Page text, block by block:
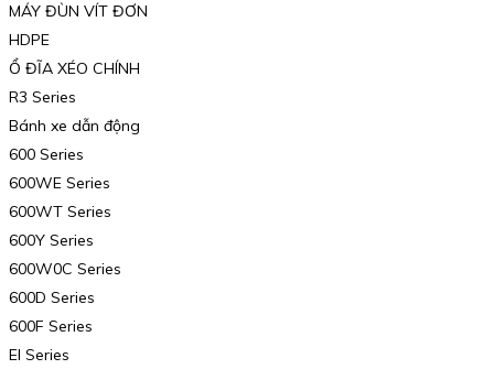
MÁY ĐÙN VÍT ĐƠN
HDPE
Ổ ĐĨA XÉO CHÍNH
R3 Series
Bánh xe dẫn động
600 Series
600WE Series
600WT Series
600Y Series
600W0C Series
600D Series
600F Series
El Series